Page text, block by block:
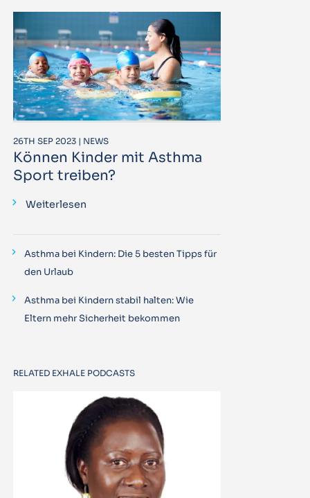
26TH SEP 2023 | NEWS
Können Kinder mit Asthma
Sport treiben?
Weiterlesen
Asthma bei Kindern: Die 5 besten Tipps für
den Urlaub
Asthma bei Kindern stabil halten: Wie
Eltern mehr Sicherheit bekommen
RELATED EXHALE PODCASTS